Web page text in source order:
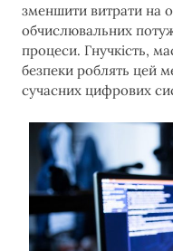
зменшити витрати на
обчислювальних
процеси. Гнучкість,
безпеки роблять цей
сучасних цифрових